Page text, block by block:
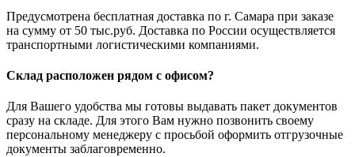
Предусмотрена бесплатная доставка по г. Самара при заказе
на сумму от 50 тыс.руб. Доставка по России осуществляется
транспортными логистическими компаниями.
Склад расположен рядом с офисом?
Для Вашего удобства мы готовы выдавать пакет документов
сразу на складе. Для этого Вам нужно позвонить своему
персональному менеджеру с просьбой оформить отгрузочные
документы заблаговременно.